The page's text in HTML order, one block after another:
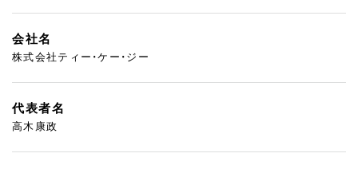
会社名
株式会社ティー・ケー・ジー
代表者名
高木康政